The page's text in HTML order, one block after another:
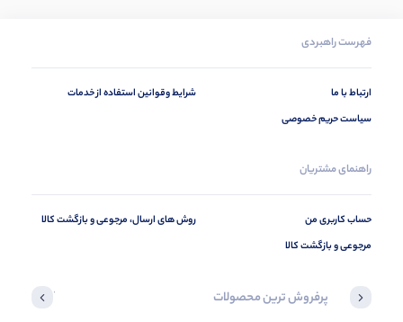
فهرست راهبردی
ارتباط با ما
سیاست حریم خصوصی
شرایط وقوانین استفاده از خدمات
راهنمای مشتریان
حساب کاربری من
مرجوعی و بازگشت کالا
روش های ارسال، مرجوعی و بازگشت کالا
پرفروش ترین محصولات آخرین